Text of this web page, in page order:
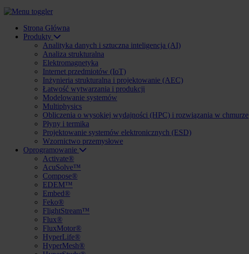
Strona Główna
Produkty
Analityka danych i sztuczna inteligencja (AI)
Analiza strukturalna
Elektromagnetyka
Internet przedmiotów (IoT)
Inżynieria strukturalna i projektowanie (AEC)
Łatwość wytwarzania i produkcji
Modelowanie systemów
Multiphysics
Obliczenia o wysokiej wydajności (HPC) i rozwiązania w chmurze
Płyny i termika
Projektowanie systemów elektronicznych (ESD)
Wzornictwo przemysłowe
Oprogramowanie
Activate®
AcuSolve™
Compose®
EDEM™
Embed®
Feko®
FlightStream™
Flux®
FluxMotor®
HyperLife®
HyperMesh®